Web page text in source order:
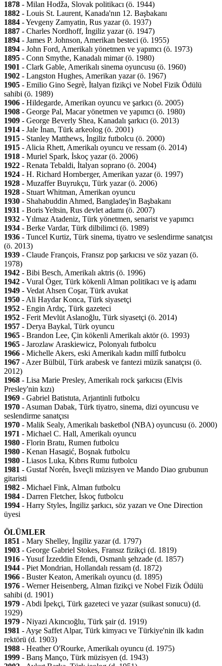
1878 - Milan Hodža, Slovak politikacı (ö. 1944)
1882 - Louis St. Laurent, Kanada'nın 12. Başbakanı
1884 - Yevgeny Zamyatin, Rus yazar (ö. 1937)
1887 - Charles Nordhoff, İngiliz yazar (ö. 1947)
1894 - James P. Johnson, Amerikan besteci (ö. 1955)
1894 - John Ford, Amerikalı yönetmen ve yapımcı (ö. 1973)
1895 - Conn Smythe, Kanadalı mimar (ö. 1980)
1901 - Clark Gable, Amerikalı sinema oyuncusu (ö. 1960)
1902 - Langston Hughes, Amerikan yazar (ö. 1967)
1905 - Emilio Gino Segrè, İtalyan fizikçi ve Nobel Fizik Ödülü
sahibi (ö. 1989)
1906 - Hildegarde, Amerikan oyuncu ve şarkıcı (ö. 2005)
1908 - George Pal, Macar yönetmen ve yapımcı (ö. 1980)
1909 - George Beverly Shea, Kanadalı şarkıcı (ö. 2013)
1914 - Jale İnan, Türk arkeolog (ö. 2001)
1915 - Stanley Matthews, İngiliz futbolcu (ö. 2000)
1915 - Alicia Rhett, Amerikalı oyuncu ve ressam (ö. 2014)
1918 - Muriel Spark, İskoç yazar (ö. 2006)
1922 - Renata Tebaldi, İtalyan soprano (ö. 2004)
1924 - H. Richard Hornberger, Amerikan yazar (ö. 1997)
1928 - Muzaffer Buyrukçu, Türk yazar (ö. 2006)
1928 - Stuart Whitman, Amerikan oyuncu
1930 - Shahabuddin Ahmed, Bangladeş'in Başbakanı
1931 - Boris Yeltsin, Rus devlet adamı (ö. 2007)
1932 - Yılmaz Atadeniz, Türk yönetmen, senarist ve yapımcı
1934 - Berke Vardar, Türk dilbilimci (ö. 1989)
1936 - Tuncel Kurtiz, Türk sinema, tiyatro ve seslendirme sanatçısı
(ö. 2013)
1939 - Claude François, Fransız pop şarkıcısı ve söz yazarı (ö.
1978)
1942 - Bibi Besch, Amerikalı aktris (ö. 1996)
1942 - Vural Öger, Türk kökenli Alman politikacı ve iş adamı
1949 - Vedat Ahsen Coşar, Türk avukat
1950 - Ali Haydar Konca, Türk siyasetçi
1952 - Engin Ardıç, Türk gazeteci
1952 - Ferit Mevlüt Aslanoğlu, Türk siyasetçi (ö. 2014)
1957 - Derya Baykal, Türk oyuncu
1965 - Brandon Lee, Çin kökenli Amerikalı aktör (ö. 1993)
1965 - Jarozlaw Araskiewicz, Polonyalı futbolcu
1966 - Michelle Akers, eski Amerikalı kadın millî futbolcu
1967 - Azer Bülbül, Türk arabesk ve fantezi müzik sanatçısı (ö.
2012)
1968 - Lisa Marie Presley, Amerikalı rock şarkıcısı (Elvis
Presley'nin kızı)
1969 - Gabriel Batistuta, Arjantinli futbolcu
1970 - Asuman Dabak, Türk tiyatro, sinema, dizi oyuncusu ve
seslendirme sanatçısı
1970 - Malik Sealy, Amerikalı basketbol (NBA) oyuncusu (ö. 2000)
1971 - Michael C. Hall, Amerikalı oyuncu
1980 - Florin Bratu, Rumen futbolcu
1980 - Kenan Hasagić, Boşnak futbolcu
1980 - Liasos Luka, Kıbrıs Rumu futbolcu
1981 - Gustaf Norén, İsveçli müzisyen ve Mando Diao grubunun
gitaristi
1982 - Michael Fink, Alman futbolcu
1984 - Darren Fletcher, İskoç futbolcu
1994 - Harry Styles, İngiliz şarkıcı, söz yazarı ve One Direction
üyesi
ÖLÜMLER
1851 - Mary Shelley, İngiliz yazar (d. 1797)
1903 - George Gabriel Stokes, Fransız fizikçi (d. 1819)
1916 - Yusuf İzzeddin Efendi, Osmanlı şehzade (d. 1857)
1944 - Piet Mondrian, Hollandalı ressam (d. 1872)
1966 - Buster Keaton, Amerikalı oyuncu (d. 1895)
1976 - Werner Heisenberg, Alman fizikçi ve Nobel Fizik Ödülü
sahibi (d. 1901)
1979 - Abdi İpekçi, Türk gazeteci ve yazar (suikast sonucu) (d.
1929)
1979 - Niyazi Akıncıoğlu, Türk şair (d. 1919)
1981 - Ayşe Saffet Alpar, Türk kimyacı ve Türkiye'nin ilk kadın
rektörü (d. 1903)
1988 - Heather O'Rourke, Amerikalı oyuncu (d. 1975)
1999 - Barış Manço, Türk müzisyen (d. 1943)